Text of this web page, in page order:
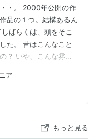
・。 2000年公開の作
品の１つ。結構あるん
ばらくは、頭をそこ
た。 昔はこんなこと
？ いや、こんな雰囲
マなんかでよく見か
ア
もっと見る